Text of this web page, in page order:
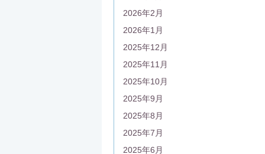
2026年2月
2026年1月
2025年12月
2025年11月
2025年10月
2025年9月
2025年8月
2025年7月
2025年6月